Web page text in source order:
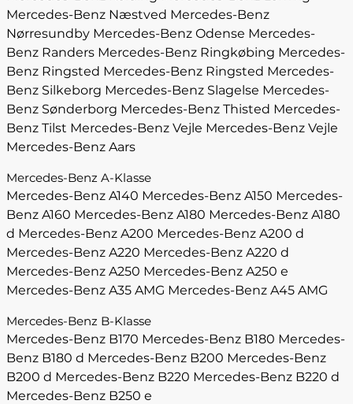
Mercedes-Benz Næstved Mercedes-Benz
Nørresundby Mercedes-Benz Odense Mercedes-
Benz Randers Mercedes-Benz Ringkøbing Mercedes-
Benz Ringsted Mercedes-Benz Ringsted Mercedes-
Benz Silkeborg Mercedes-Benz Slagelse Mercedes-
Benz Sønderborg Mercedes-Benz Thisted Mercedes-
Benz Tilst Mercedes-Benz Vejle Mercedes-Benz Vejle
Mercedes-Benz Aars
Mercedes-Benz A-Klasse
Mercedes-Benz A140 Mercedes-Benz A150 Mercedes-
Benz A160 Mercedes-Benz A180 Mercedes-Benz A180
d Mercedes-Benz A200 Mercedes-Benz A200 d
Mercedes-Benz A220 Mercedes-Benz A220 d
Mercedes-Benz A250 Mercedes-Benz A250 e
Mercedes-Benz A35 AMG Mercedes-Benz A45 AMG
Mercedes-Benz B-Klasse
Mercedes-Benz B170 Mercedes-Benz B180 Mercedes-
Benz B180 d Mercedes-Benz B200 Mercedes-Benz
B200 d Mercedes-Benz B220 Mercedes-Benz B220 d
Mercedes-Benz B250 e